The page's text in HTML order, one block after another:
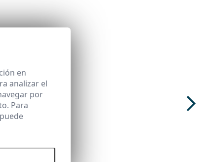
en
analizar el
por
Para